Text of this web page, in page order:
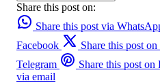
Share this post on:
Share this post via
Facebook
Share this post
Telegram
Share this post on
via email